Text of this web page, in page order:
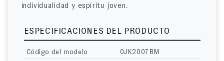
individualidad y espíritu joven.
ESPECIFICACIONES DEL PRODUCTO
Código del modelo
0JK2007BM